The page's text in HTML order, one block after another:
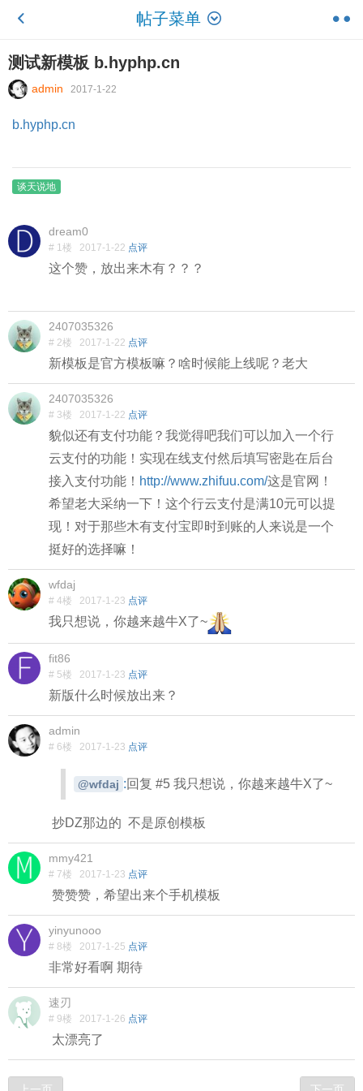
帖子菜单
测试新模板 b.hyphp.cn
admin 2017-1-22
b.hyphp.cn
谈天说地
dream0
# 1楼 2017-1-22 点评
这个赞，放出来木有？？？
2407035326
# 2楼 2017-1-22 点评
新模板是官方模板嘛？啥时候能上线呢？老大
2407035326
# 3楼 2017-1-22 点评
貌似还有支付功能？我觉得吧我们可以加入一个行
云支付的功能！实现在线支付然后填写密匙在后台
接入支付功能！ http://www.zhifuu.com/这是官网！
希望老大采纳一下！这个行云支付是满10元可以提
现！对于那些木有支付宝即时到账的人来说是一个
挺好的选择嘛！
wfdaj
# 4楼 2017-1-23 点评
我只想说，你越来越牛X了~
fit86
# 5楼 2017-1-23 点评
新版什么时候放出来？
admin
# 6楼 2017-1-23 点评
@wfdaj :回复 #5 我只想说，你越来越牛X了~
抄DZ那边的 不是原创模板
mmy421
# 7楼 2017-1-23 点评
赞赞赞，希望出来个手机模板
yinyunooo
# 8楼 2017-1-25 点评
非常好看啊 期待
速刃
# 9楼 2017-1-26 点评
太漂亮了